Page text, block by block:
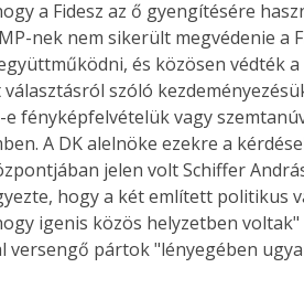
a Fidesz az ő gyengítésére
nek nem sikerült megvédenie
és közösen védték
szóló
fényképfelvételük vagy
A DK alelnöke ezekre a
jelen volt Schiffer
hogy a két említett politikus
igenis közös helyzetben
pártok "lényegében